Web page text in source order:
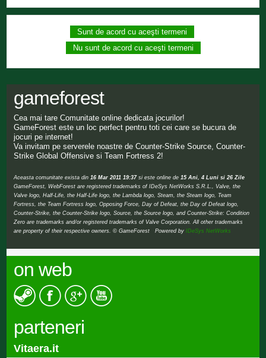
gameforest
Cea mai tare Comunitate online dedicata jocurilor!
GameForest este un loc perfect pentru toti cei care se bucura de
jocuri pe internet!
Va invitam pe serverele noastre de Counter-Strike Source, Counter-
Strike Global Offensive si Team Fortress 2!
Aceasta comunitate exista din16 Mar 2011 19:37si este online de15 Ani, 4 Luni si 26 Zile
GameForest, WebForest are registered trademarks of IDeSys NetWorks S.R.L., Valve, the
Valve logo, Half-Life, the Half-Life logo, the Lambda logo, Steam, the Steam logo, Team
Fortress, the Team Fortress logo, Opposing Force, Day of Defeat, the Day of Defeat logo,
Counter-Strike, the Counter-Strike logo, Source, the Source logo, and Counter-Strike: Condition
Zero are trademarks and/or registered trademarks of Valve Corporation. All other trademarks
are property of their respective owners. © GameForest Powered byIDeSys NetWorks
on web
parteneri
Vitaera.it